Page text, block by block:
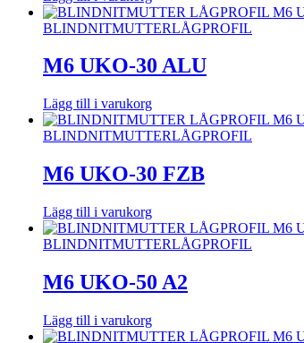
BLINDNITMUTTERLÅGPROFIL
M6 UKO-30 ALU
Lägg till i varukorg
BLINDNITMUTTERLÅGPROFIL
M6 UKO-30 FZB
Lägg till i varukorg
BLINDNITMUTTERLÅGPROFIL
M6 UKO-50 A2
Lägg till i varukorg